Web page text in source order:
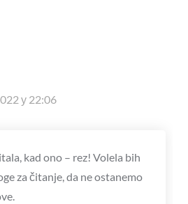
у 22:06
kad ono – rez! Volela bih
za čitanje, da ne ostanemo